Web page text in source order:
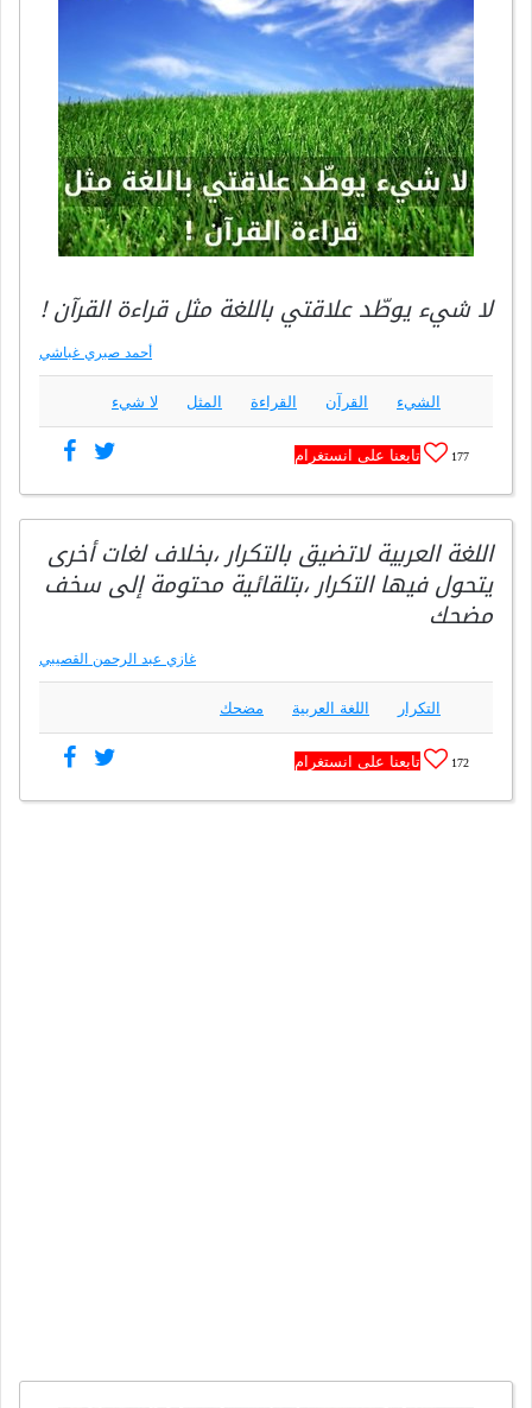
لا شيء يوطّد علاقتي باللغة مثل قراءة القرآن !
أحمد صبري غباشي
الشيء القرآن القراءة المثل لا شيء
177 تابعنا على انستغرام
اللغة العربية لاتضيق بالتكرار ،بخلاف لغات أخرى
يتحول فيها التكرار ،بتلقائية محتومة إلى سخف
مضحك
غازي عبد الرحمن القصيبي
التكرار اللغة العربية مضحك
172 تابعنا على انستغرام